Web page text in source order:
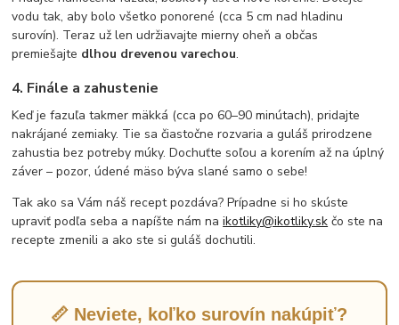
vodu tak, aby bolo všetko ponorené (cca 5 cm nad hladinu
surovín). Teraz už len udržiavajte mierny oheň a občas
premiešajte dlhou drevenou varechou.
4. Finále a zahustenie
Keď je fazuľa takmer mäkká (cca po 60–90 minútach), pridajte
nakrájané zemiaky. Tie sa čiastočne rozvaria a guláš prirodzene
zahustia bez potreby múky. Dochuťte soľou a korením až na úplný
záver – pozor, údené mäso býva slané samo o sebe!
Tak ako sa Vám náš recept pozdáva? Prípadne si ho skúste
upraviť podľa seba a napíšte nám naikotliky@ikotliky.sk čo ste na
recepte zmenili a ako ste si guláš dochutili.
📏 Neviete, koľko surovín nakúpiť?